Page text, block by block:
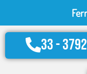
contenido
33 -